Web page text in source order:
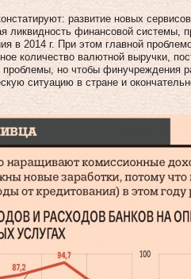
развитие новых
ликвидность финансовой системы,
в 2014 г. При этом главной
количество валютной выручки,
проблемы, но чтобы финучреждения
ситуацию в стране и